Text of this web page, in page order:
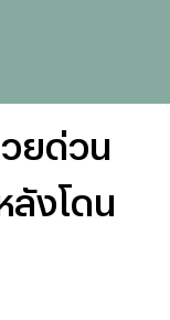
ยด่วน
ลังโดน